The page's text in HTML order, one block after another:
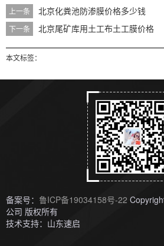
上一条 北京化粪池防渗膜价格多少钱
下一条 北京尾矿库用土工布土工膜价格
本文标签：
备案号： 鲁ICP备19034158号-22
公司 版权所有
技术支持：山东速启